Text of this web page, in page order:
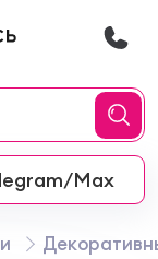
колеровка
Max